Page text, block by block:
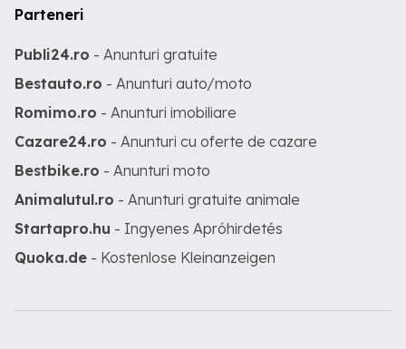
Parteneri
Publi24.ro - Anunturi gratuite
Bestauto.ro - Anunturi auto/moto
Romimo.ro - Anunturi imobiliare
Cazare24.ro - Anunturi cu oferte de cazare
Bestbike.ro - Anunturi moto
Animalutul.ro - Anunturi gratuite animale
Startapro.hu - Ingyenes Apróhirdetés
Quoka.de - Kostenlose Kleinanzeigen